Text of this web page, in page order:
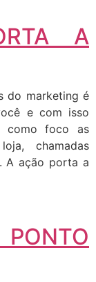
A
do marketing é
e com isso
como foco as
chamadas
A ação porta a